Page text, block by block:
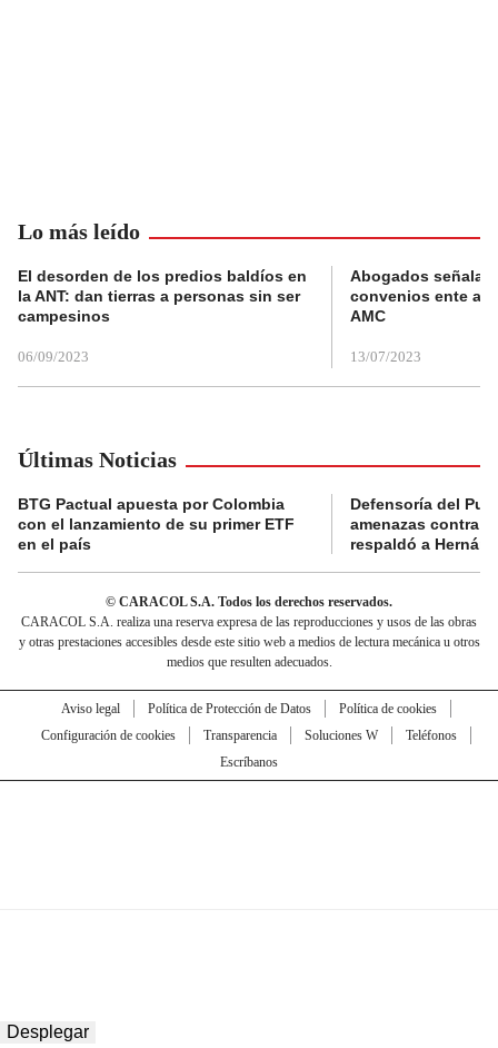
Lo más leído
El desorden de los predios baldíos en
la ANT: dan tierras a personas sin ser
campesinos
06/09/2023
Abogados
convenios ente
AMC
13/07/2023
Últimas Noticias
BTG Pactual apuesta por Colombia
con el lanzamiento de su primer ETF
en el país
Defensoría del
amenazas contra
respaldó a Hernán
© CARACOL S.A. Todos los derechos reservados.
CARACOL S.A. realiza una reserva expresa de las reproducciones y usos de las obras
y otras prestaciones accesibles desde este sitio web a medios de lectura mecánica u otros
medios que resulten adecuados.
Aviso legal Política de Protección de Datos
Política de cookies
Configuración de cookies
Transparencia Soluciones W
Teléfonos
Escríbanos
Desplegar